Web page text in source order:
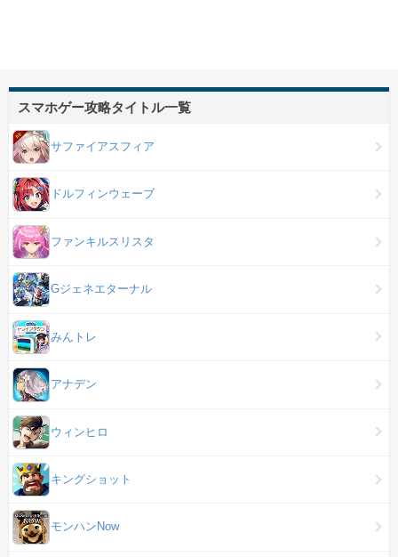
スマホゲー攻略タイトル一覧
サファイアスフィア
ドルフィンウェーブ
ファンキルスリスタ
Gジェネエターナル
みんトレ
アナデン
ウィンヒロ
キングショット
モンハンNow